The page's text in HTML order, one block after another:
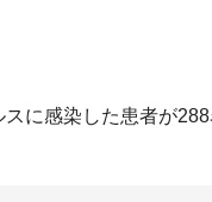
に感染した患者が